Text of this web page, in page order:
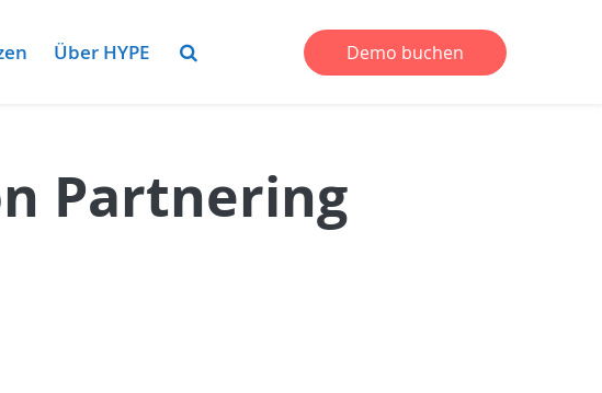
Über HYPE Demo buchen
Partnering